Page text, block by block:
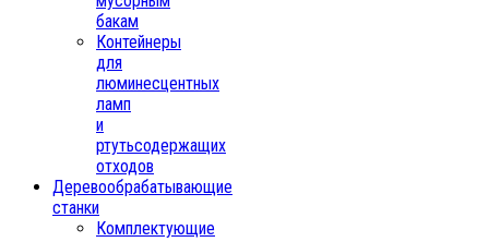
бакам
Контейнеры
для
люминесцентных
ламп
и
ртутьсодержащих
отходов
Деревообрабатывающие
станки
Комплектующие